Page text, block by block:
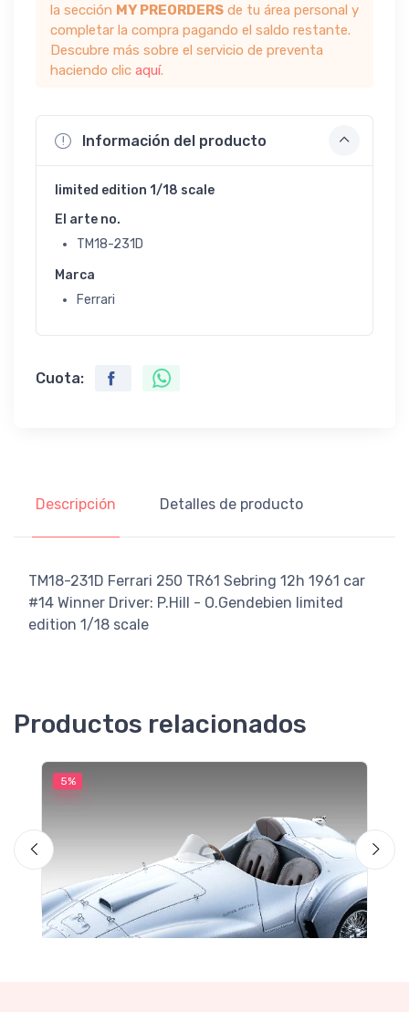
la sección MY PREORDERS de tu área personal y
completar la compra pagando el saldo restante.
Descubre más sobre el servicio de preventa
haciendo clic aquí.
Información del producto
limited edition 1/18 scale
El arte no.
TM18-231D
Marca
Ferrari
Cuota:
Descripción Detalles de producto
TM18-231D Ferrari 250 TR61 Sebring 12h 1961 car
#14 Winner Driver: P.Hill - O.Gendebien limited
edition 1/18 scale
Productos relacionados
5%